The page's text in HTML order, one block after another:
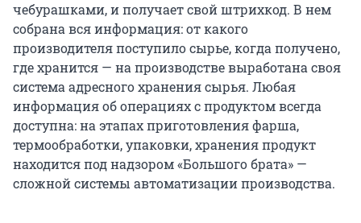
чебурашками, и получает свой штрихкод. В нем
собрана вся информация: от какого
производителя поступило сырье, когда получено,
где хранится — на производстве выработана своя
система адресного хранения сырья. Любая
информация об операциях с продуктом всегда
доступна: на этапах приготовления фарша,
термообработки, упаковки, хранения продукт
находится под надзором «Большого брата» —
сложной системы автоматизации производства.